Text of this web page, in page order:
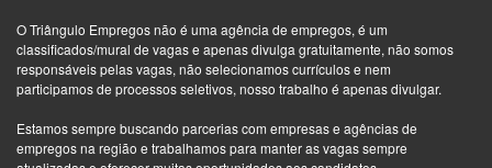
O Triângulo Empregos não é uma agência de empregos, é um
classificados/mural de vagas e apenas divulga gratuitamente, não somos
responsáveis pelas vagas, não selecionamos currículos e nem
participamos de processos seletivos, nosso trabalho é apenas divulgar.
Estamos sempre buscando parcerias com empresas e agências de
empregos na região e trabalhamos para manter as vagas sempre